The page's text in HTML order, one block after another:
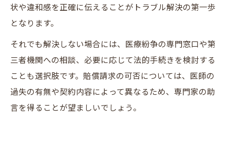
状や違和感を正確に伝えることがトラブル解決の第一歩
となります。
それでも解決しない場合には、医療紛争の専門窓口や第
三者機関への相談、必要に応じて法的手続きを検討する
ことも選択肢です。賠償請求の可否については、医師の
過失の有無や契約内容によって異なるため、専門家の助
言を得ることが望ましいでしょう。